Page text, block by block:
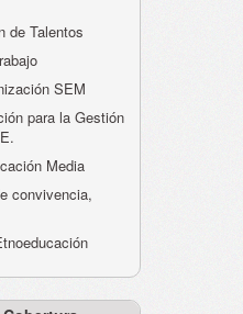
de Talentos
SEM
para la Gestión
Media
convivencia,